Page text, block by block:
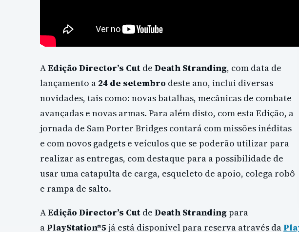
AEdição Director’s Cut de Death Stranding, com data de
lançamento a 24 de setembro deste ano, inclui diversas
novidades, tais como: novas batalhas, mecânicas de combate
avançadas e novas armas. Para além disto, com esta Edição, a
jornada de Sam Porter Bridges contará com missões inéditas
e com novos gadgets e veículos que se poderão utilizar para
realizar as entregas, com destaque para a possibilidade de
usar uma catapulta de carga, esqueleto de apoio, colega robô
e rampa de salto.
AEdição Director’s Cut de Death Strandingpara
aPlayStation®5 já está disponível para reserva através da